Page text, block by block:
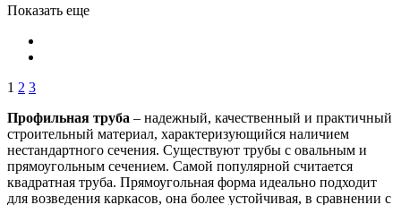
Показать еще
1 2 3
Профильная труба – надежный, качественный и практичный
строительный материал, характеризующийся наличием
нестандартного сечения. Существуют трубы с овальным и
прямоугольным сечением. Самой популярной считается
квадратная труба. Прямоугольная форма идеально подходит
для возведения каркасов, она более устойчивая, в сравнении с